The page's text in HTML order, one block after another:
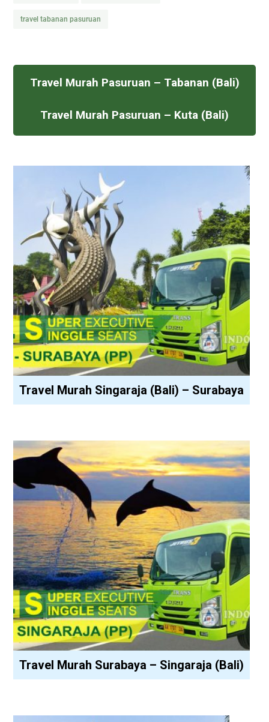
travel tabanan pasuruan
Travel Murah Pasuruan – Tabanan (Bali)
Travel Murah Pasuruan – Kuta (Bali)
Travel Murah Singaraja (Bali) – Surabaya
Travel Murah Surabaya – Singaraja (Bali)